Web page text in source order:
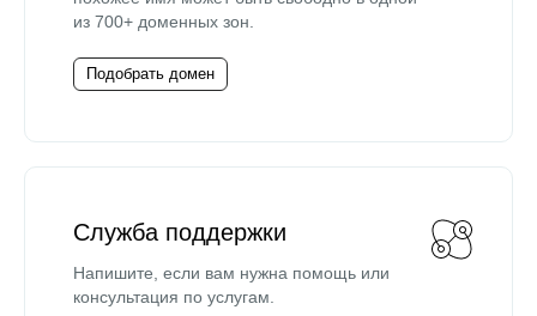
из 700+ доменных зон.
Подобрать домен
Служба поддержки
Напишите, если вам нужна помощь или
консультация по услугам.